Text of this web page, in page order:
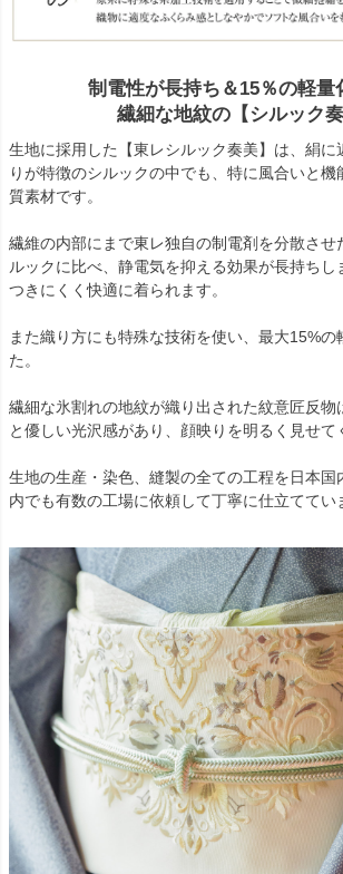
制電性が長持ち＆15％の軽量
繊細な地紋の【シルック奏
生地に採用した【東レシルック奏美】は、絹に
りが特徴のシルックの中でも、特に風合いと機
質素材です。
繊維の内部にまで東レ独自の制電剤を分散させ
ルックに比べ、静電気を抑える効果が長持ちし
つきにくく快適に着られます。
また織り方にも特殊な技術を使い、最大15%の
た。
繊細な氷割れの地紋が織り出された紋意匠反物
と優しい光沢感があり、顔映りを明るく見せて
生地の生産・染色、縫製の全ての工程を日本国
内でも有数の工場に依頼して丁寧に仕立ててい